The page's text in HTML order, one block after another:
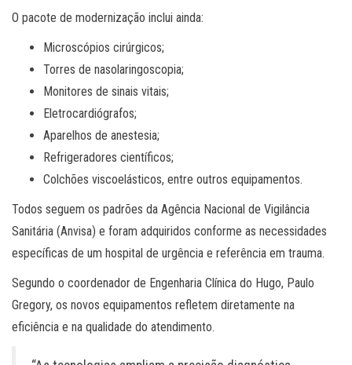
O pacote de modernização inclui ainda:
Microscópios cirúrgicos;
Torres de nasolaringoscopia;
Monitores de sinais vitais;
Eletrocardiógrafos;
Aparelhos de anestesia;
Refrigeradores científicos;
Colchões viscoelásticos, entre outros equipamentos.
Todos seguem os padrões da Agência Nacional de Vigilância
Sanitária (Anvisa) e foram adquiridos conforme as necessidades
específicas de um hospital de urgência e referência em trauma.
Segundo o coordenador de Engenharia Clínica do Hugo, Paulo
Gregory, os novos equipamentos refletem diretamente na
eficiência e na qualidade do atendimento.